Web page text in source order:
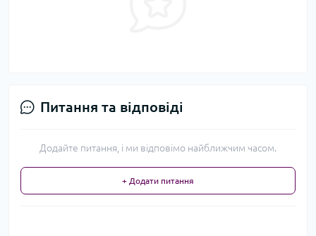
Питання та відповіді
Додайте питання, і ми відповімо найближчим часом.
+ Додати питання